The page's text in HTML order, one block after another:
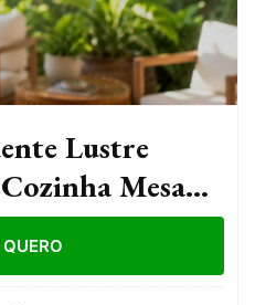
Lustre
Mesa
Sítio
QUERO